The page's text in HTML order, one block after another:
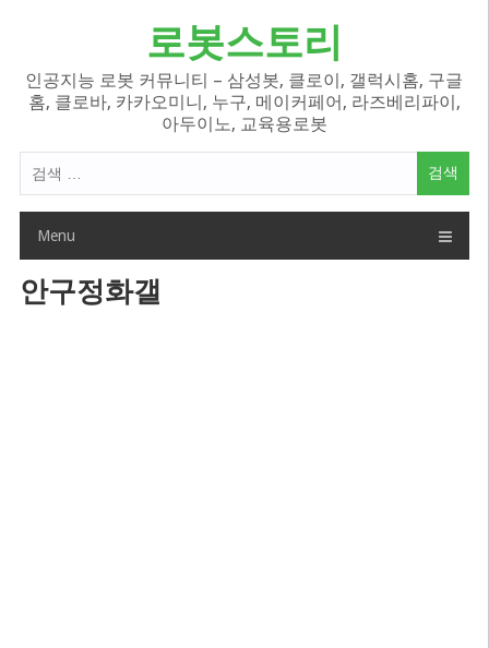
로봇스토리
인공지능 로봇 커뮤니티 – 삼성봇, 클로이, 갤럭시홈, 구글
홈, 클로바, 카카오미니, 누구, 메이커페어, 라즈베리파이,
아두이노, 교육용로봇
색
Menu
안구정화갤